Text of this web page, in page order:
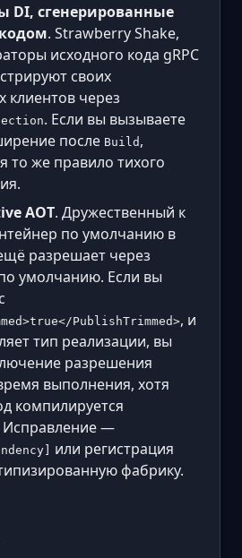
DI, сгенерированные
. Strawberry Shake,
исходного кода gRPC
своих
клиентов через
. Если вы вызываете
после Build ,
то же правило тихого
AOT. Дружественный к
по умолчанию в
разрешает через
умолчанию. Если вы
PublishTrimmed>, и
тип реализации, вы
разрешения
выполнения, хотя
компилируется
—
или регистрация
фабрику.